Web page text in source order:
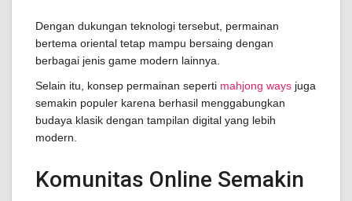
Dengan dukungan teknologi tersebut, permainan
bertema oriental tetap mampu bersaing dengan
berbagai jenis game modern lainnya.
Selain itu, konsep permainan seperti mahjong ways juga
semakin populer karena berhasil menggabungkan
budaya klasik dengan tampilan digital yang lebih
modern.
Komunitas Online Semakin